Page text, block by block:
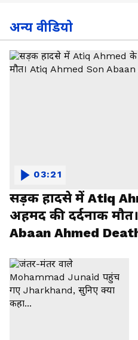
अन्य वीडियो
सड़क हादसे में Atiq
अहमद की दर्दनाक
Abaan Ahmed
03:21